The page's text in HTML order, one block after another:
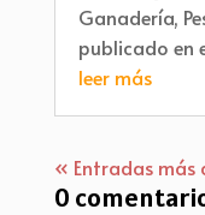
Ganadería,
publicado en
leer más
« Entradas más
0